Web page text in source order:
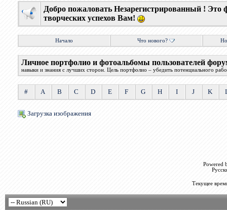
Добро пожаловать Незарегистрированный !
творческих успехов Вам!
Начало Что нового?
Личное портфолио и фотоальбомы пользователей
навыки и знания с лучших сторон. Цель портфолио – убедить потенциального
# A B C D E F G H I J K
Загрузка изображения
Powered
Текущее